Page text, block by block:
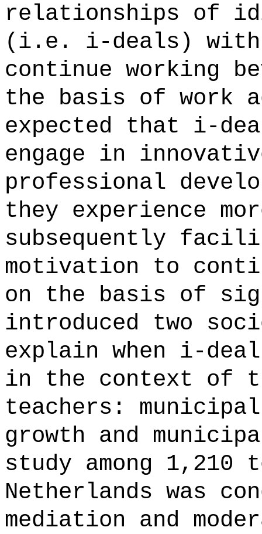
relationships of
(i.e. i-deals) with
continue working
the basis of work
expected that i-
engage in
professional
they experience
subsequently
motivation to
on the basis of
introduced two
explain when i-
in the context of
teachers:
growth and
study among 1,210
Netherlands was
mediation and